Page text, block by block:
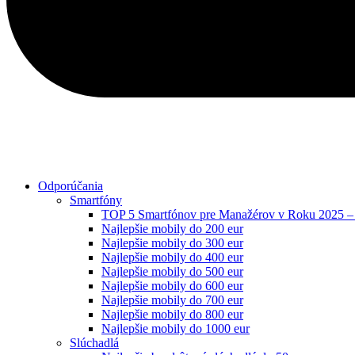
Odporúčania
Smartfóny
TOP 5 Smartfónov pre Manažérov v Roku 2025
Najlepšie mobily do 200 eur
Najlepšie mobily do 300 eur
Najlepšie mobily do 400 eur
Najlepšie mobily do 500 eur
Najlepšie mobily do 600 eur
Najlepšie mobily do 700 eur
Najlepšie mobily do 800 eur
Najlepšie mobily do 1000 eur
Slúchadlá